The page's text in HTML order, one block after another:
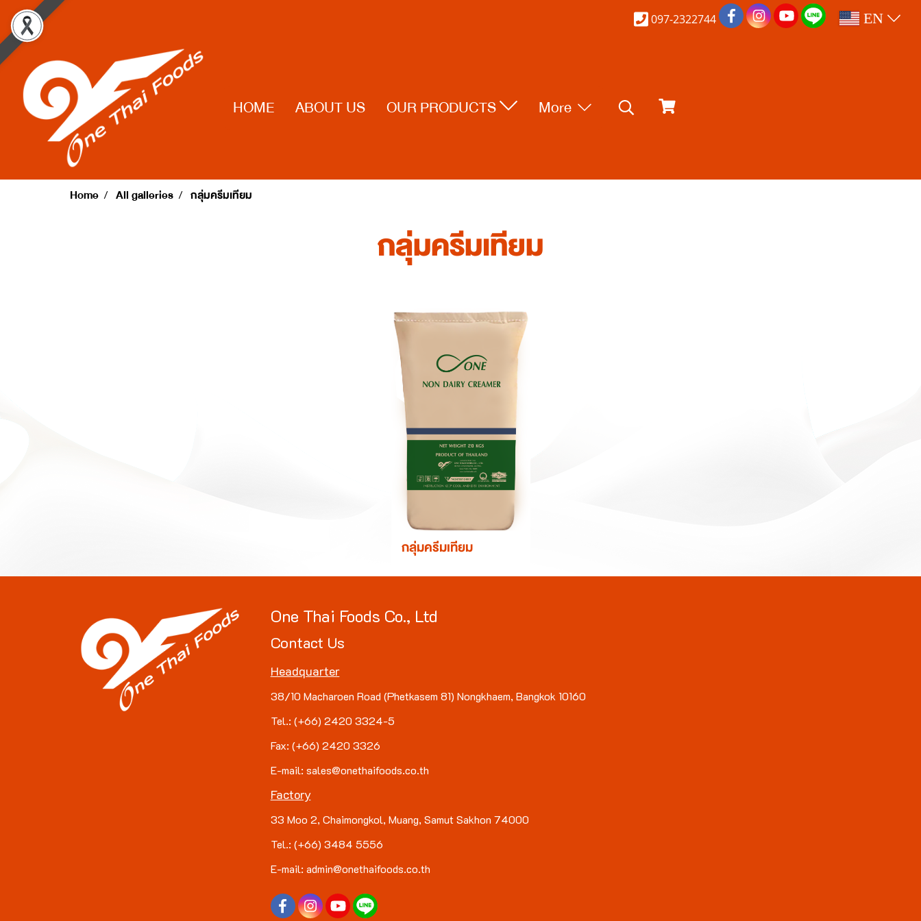
097-2322744 EN
HOME ABOUT US OUR PRODUCTS More
Home All galleries กลุ่มครีมเทียม
กลุ่มครีมเทียม
กลุ่มครีมเทียม
One Thai Foods Co., Ltd
Contact Us
Headquarter
38/10 Macharoen Road (Phetkasem 81) Nongkhaem, Bangkok 10160
Tel.: (+66) 2420 3324-5
Fax: (+66) 2420 3326
E-mail: sales@onethaifoods.co.th
Factory
33 Moo 2, Chaimongkol, Muang, Samut Sakhon 74000
Tel.: (+66) 3484 5556
E-mail: admin@onethaifoods.co.th